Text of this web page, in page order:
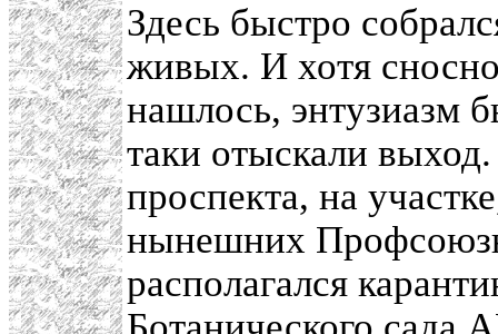
Здесь быстро
живых. И хотя
нашлось, энтузиазм
таки отыскали
проспекта, на
нынешних
располагался